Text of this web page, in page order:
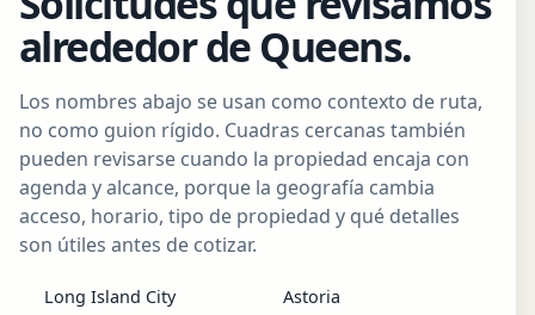
alrededor de Queens.
Los nombres abajo se usan como contexto de ruta,
no como guion rígido. Cuadras cercanas también
pueden revisarse cuando la propiedad encaja con
agenda y alcance, porque la geografía cambia
acceso, horario, tipo de propiedad y qué detalles
son útiles antes de cotizar.
Long Island City Astoria